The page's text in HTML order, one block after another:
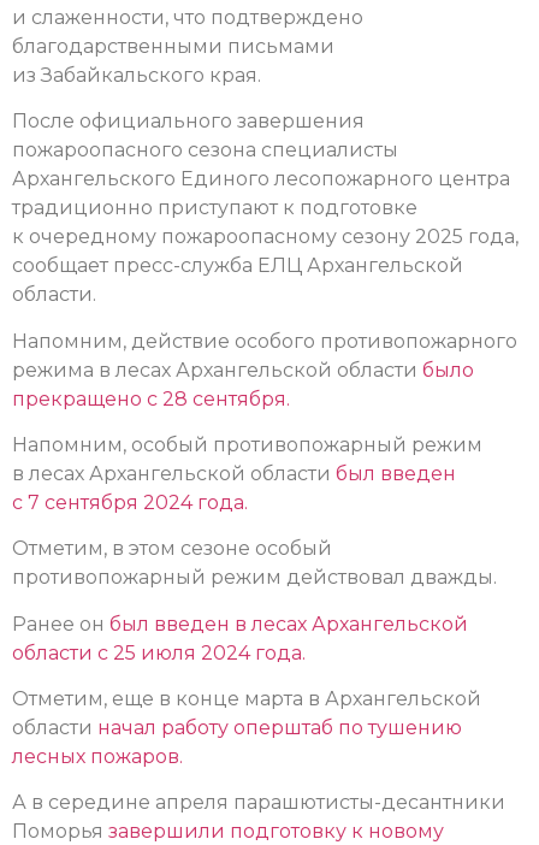
и слаженности, что подтверждено
благодарственными письмами
из Забайкальского края.
После официального завершения
пожароопасного сезона специалисты
Архангельского Единого лесопожарного центра
традиционно приступают к подготовке
к очередному пожароопасному сезону 2025 года,
сообщает пресс-служба ЕЛЦ Архангельской
области.
Напомним, действие особого противопожарного
режима в лесах Архангельской области было
прекращено с 28 сентября.
Напомним, особый противопожарный режим
в лесах Архангельской области был введен
с 7 сентября 2024 года.
Отметим, в этом сезоне особый
противопожарный режим действовал дважды.
Ранее он был введен в лесах Архангельской
области с 25 июля 2024 года.
Отметим, еще в конце марта в Архангельской
области начал работу оперштаб по тушению
лесных пожаров.
А в середине апреля парашютисты-десантники
Поморья завершили подготовку к новому